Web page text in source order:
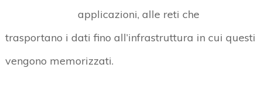
applicazioni, alle reti che
trasportano i dati fino all’infrastruttura in cui questi
vengono memorizzati.